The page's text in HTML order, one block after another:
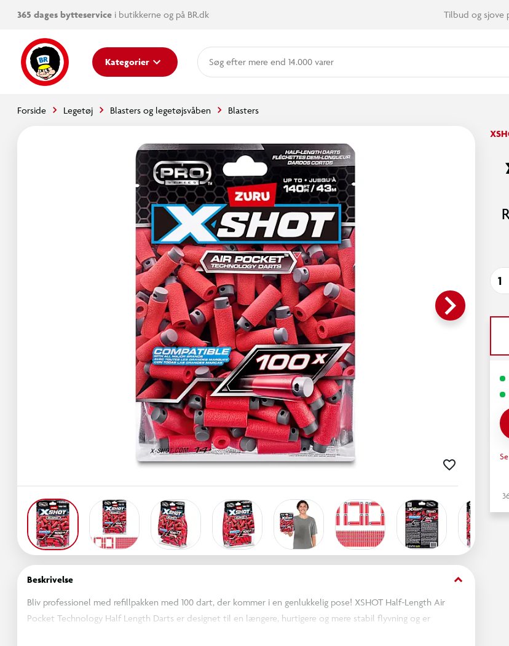
365 dages bytteservice i butikkerne og på BR.dk Tilbud og sjove
Kategorier
mere end 14.000 varer
Forside Legetøj Blasters og legetøjsvåben Blasters
keyboard_arrow_right
Beskrivelse keyboard_arrow_down
Bliv professionel med refillpakken med 100 dart, der kommer i en genlukkelig pose! XSHOT Half-Length Air
Pocket Technology Half Length Darts er designet til en længere, hurtigere og mere stabil flyvning og er
1